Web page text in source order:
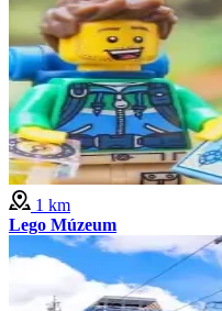
1 km
Lego Múzeum